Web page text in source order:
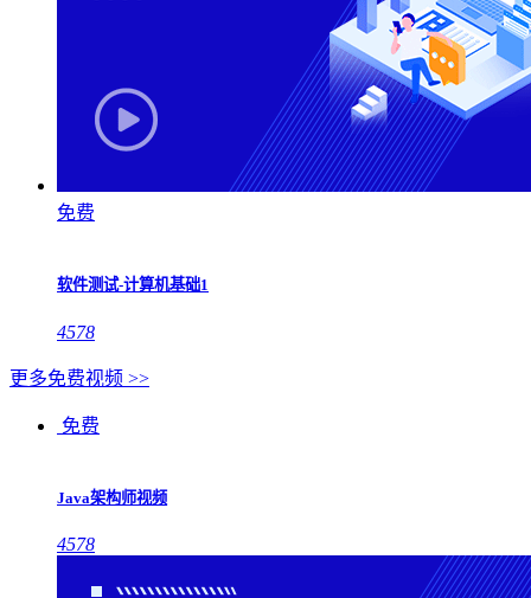
免费
软件测试-计算机基础1
4578
更多免费视频 >>
免费
Java架构师视频
4578